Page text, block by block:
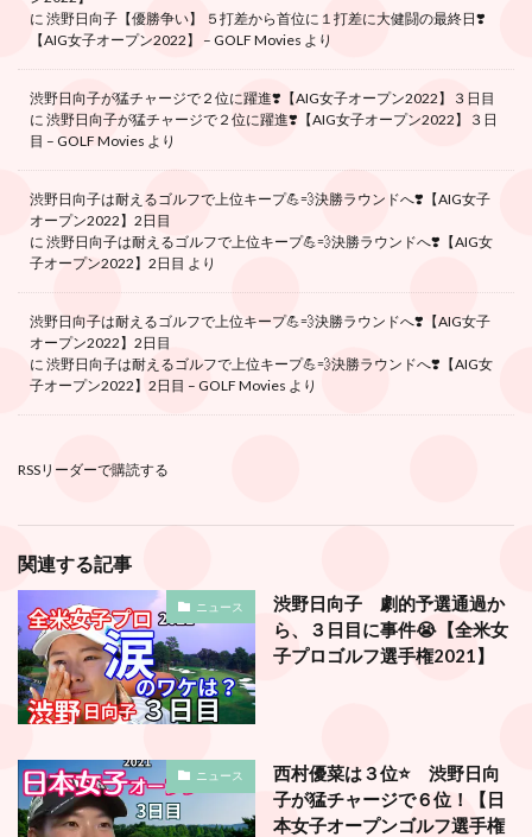
に 渋野日向子【優勝争い】 ５打差から首位に１打差に大健闘の最終日❣️
【AIG女子オープン2022】 – GOLF Movies より
渋野日向子が猛チャージで２位に躍進❣️【AIG女子オープン2022】３日目
に 渋野日向子が猛チャージで２位に躍進❣️【AIG女子オープン2022】３日
目 – GOLF Movies より
渋野日向子は耐えるゴルフで上位キープ💪💨決勝ラウンドへ❣️【AIG女子
オープン2022】2日目
に 渋野日向子は耐えるゴルフで上位キープ💪💨決勝ラウンドへ❣️【AIG女
子オープン2022】2日目 より
渋野日向子は耐えるゴルフで上位キープ💪💨決勝ラウンドへ❣️【AIG女子
オープン2022】2日目
に 渋野日向子は耐えるゴルフで上位キープ💪💨決勝ラウンドへ❣️【AIG女
子オープン2022】2日目 – GOLF Movies より
RSSリーダーで購読する
関連する記事
ニュース
渋野日向子 劇的予選通過か
ら、３日目に事件😭【全米女
子プロゴルフ選手権2021】
ニュース
西村優菜は３位⭐️ 渋野日向
子が猛チャージで６位！【日
本女子オープンゴルフ選手権